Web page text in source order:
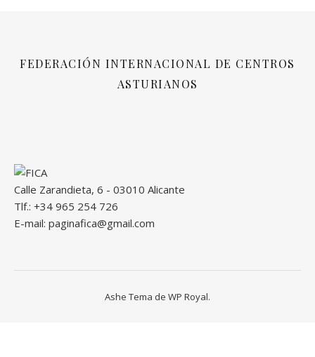
FEDERACIÓN INTERNACIONAL DE CENTROS
ASTURIANOS
Calle Zarandieta, 6 - 03010 Alicante
Tlf.: +34 965 254 726
E-mail: paginafica@gmail.com
Ashe Tema de WP Royal.